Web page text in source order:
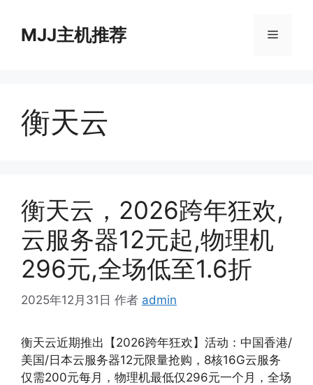
MJJ主机推荐 菜
衡天云
衡天云，2026跨年狂欢,
云服务器12元起,物理机
296元,全场低至1.6折
2025年12月31日 作者 admin
衡天云近期推出【2026跨年狂欢】活动：中国香港/
美国/日本云服务器12元限量抢购，8核16G云服务
仅需200元每月，物理机最低仅296元一个月，全场